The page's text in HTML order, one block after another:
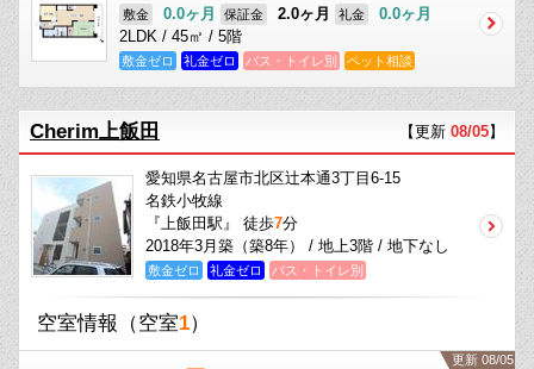
敷金 0.0ヶ月 保証金 2.0ヶ月 礼金
0.0ヶ月
2LDK / 45㎡ / 5階
敷金ゼロ 礼金ゼロ バス・トイレ別 ペット相談
Cherim上飯田 【更新 08/05】
愛知県名古屋市北区辻本通3丁目6-15
名鉄小牧線
『上飯田駅』 徒歩7分
2018年3月築（築8年） / 地上3階 / 地下なし
敷金ゼロ 礼金ゼロ バス・トイレ別
空室情報 （空室1）
更新 08/05